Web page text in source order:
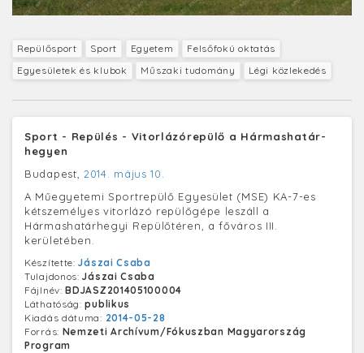
Repülősport Sport Egyetem
Felsőfokú oktatás
Egyesületek és klubok
Műszaki tudomány Légi közlekedés
Sport - Repülés - Vitorlázórepülő a Hármashatár-
hegyen
Budapest, 2014. május 10.
A Műegyetemi Sportrepülő Egyesület (MSE) KA-7-es
kétszemélyes vitorlázó repülőgépe leszáll a
Hármashatárhegyi Repülőtéren, a főváros III.
kerületében.
Készítette:Jászai Csaba
Tulajdonos:Jászai Csaba
Fájlnév:BDJASZ201405100004
Láthatóság:publikus
Kiadás dátuma: 2014-05-28
Forrás: Nemzeti Archívum/Fókuszban Magyarország
Program